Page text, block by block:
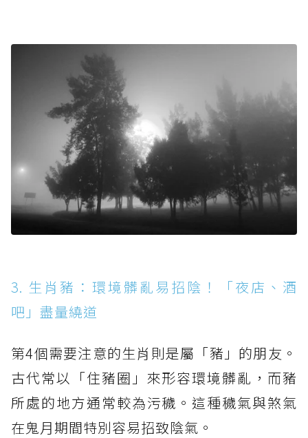
3. 生肖豬：環境髒亂易招陰！「夜店、酒
吧」盡量繞道
第4個需要注意的生肖則是屬「豬」的朋友。
古代常以「住豬圈」來形容環境髒亂，而豬
所處的地方通常較為污穢。這種穢氣與煞氣
在鬼月期間特別容易招致陰氣。